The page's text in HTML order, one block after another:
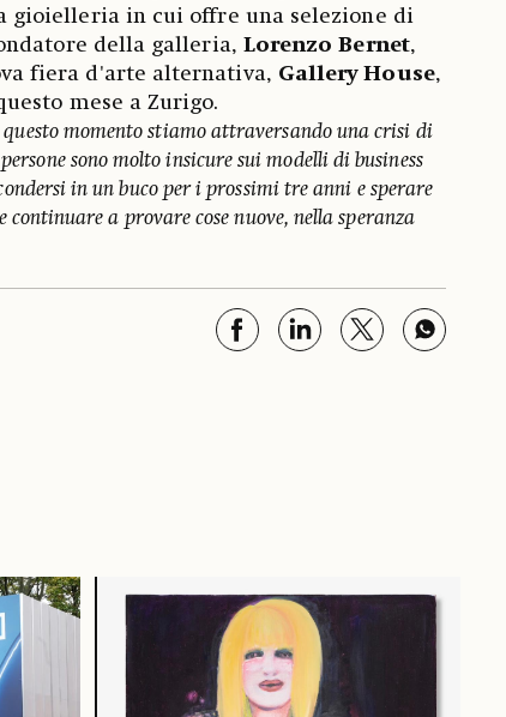
gioielleria in cui offre una selezione di
della galleria, Lorenzo Bernet,
fiera d'arte alternativa, Gallery House,
mese a Zurigo.
momento stiamo attraversando una crisi di
persone sono molto insicure sui modelli di business
in un buco per i prossimi tre anni e sperare
a provare cose nuove, nella speranza